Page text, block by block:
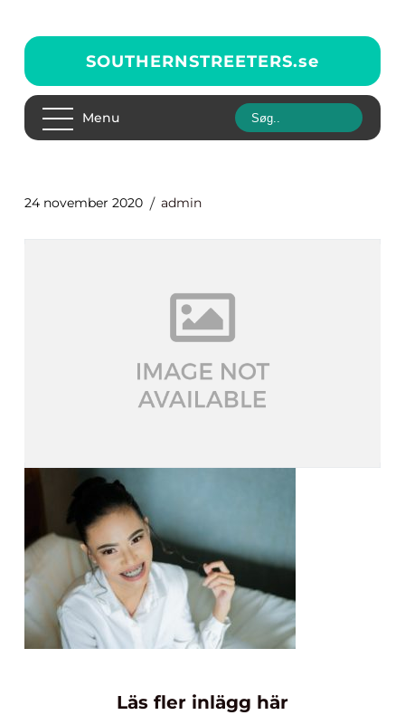
SOUTHERNSTREETERS.se
Menu
24 november 2020 admin
Läs fler inlägg här